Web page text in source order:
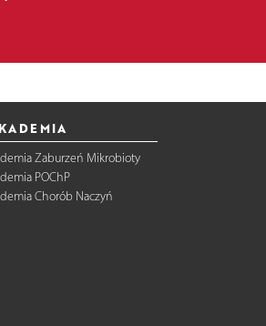
Zaburzeń Mikrobioty
POChP
Chorób Naczyń